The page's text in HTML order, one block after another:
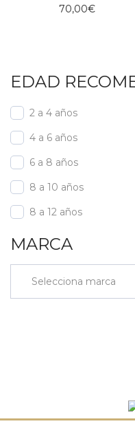
70,00€
EDAD
2 a 4 años
4 a 6 años
6 a 8 años
8 a 10 años
8 a 12 años
MARCA